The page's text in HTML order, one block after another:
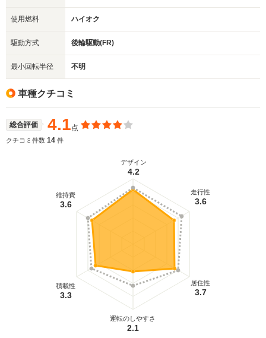
使用燃料 ハイオク
駆動方式 後輪駆動(FR)
最小回転半径 不明
車種クチコミ
総合評価 4.1点
クチコミ件数 14 件
デザイン
4.2
走行性
3.6
居住性
3.7
運転のしやすさ
2.1
積載性
3.3
維持費
3.6